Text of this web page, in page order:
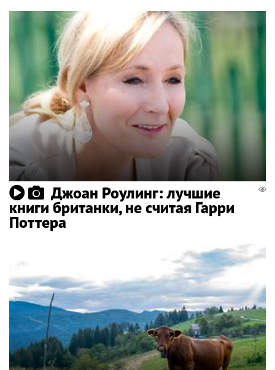
Джоан Роулинг: лучшие
книги британки, не считая Гарри
Поттера